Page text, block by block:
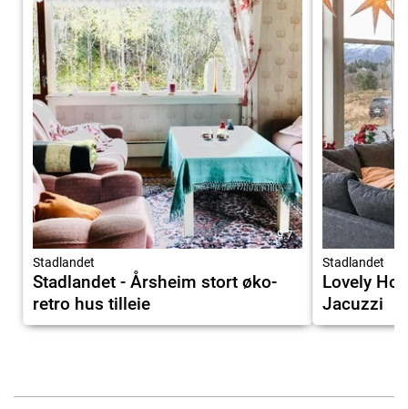
9.7
Stadlandet
Stadlandet - Årsheim stort øko-
retro hus tilleie
Stadlandet
Lovely
Jacuzzi